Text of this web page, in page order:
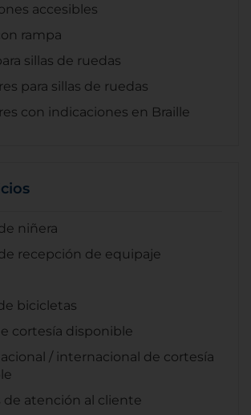
accesibles
rampa
sillas de ruedas
para sillas de ruedas
con indicaciones en Braille
niñera
recepción de equipaje
bicicletas
cortesía disponible
/ internacional de cortesía
de atención al cliente